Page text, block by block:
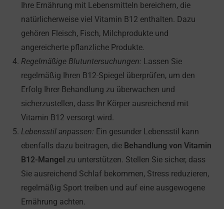
Ihre Ernährung mit Lebensmitteln bereichern, die
natürlicherweise viel Vitamin B12 enthalten. Dazu
gehören Fleisch, Fisch, Milchprodukte und
angereicherte pflanzliche Produkte.
Regelmäßige Blutuntersuchungen: Lassen Sie
regelmäßig Ihren B12-Spiegel überprüfen, um den
Erfolg Ihrer Behandlung zu überwachen und
sicherzustellen, dass Ihr Körper ausreichend mit
Vitamin B12 versorgt wird.
Lebensstil anpassen: Ein gesunder Lebensstil kann
ebenfalls dazu beitragen, die Behandlung von Vitamin
B12-Mangel zu unterstützen. Stellen Sie sicher, dass
Sie ausreichend Schlaf bekommen, Stress reduzieren,
regelmäßig Sport treiben und auf eine ausgewogene
Ernährung achten.